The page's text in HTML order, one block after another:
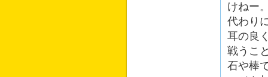
けねー
代わり
耳の良
戦うこ
石や棒